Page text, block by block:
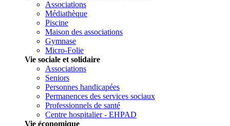
Associations
Médiathèque
Piscine
Maison des associations
Gymnase
Micro-Folie
Vie sociale et solidaire
Associations
Seniors
Personnes handicapées
Permanences des services sociaux
Professionnels de santé
Centre hospitalier - EHPAD
Vie économique